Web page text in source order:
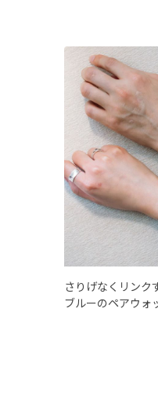
さりげなくリンク
ブルーのペアウォ